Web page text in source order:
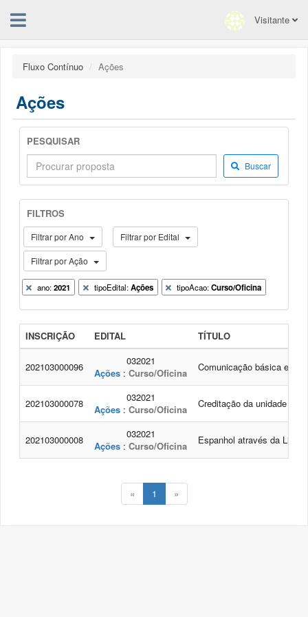
Visitante
Fluxo Contínuo Ações
Ações
PESQUISAR
Buscar
FILTROS
Filtrar por Ano Filtrar por Edital
Filtrar por Ação
ano:2021 tipoEdital:Ações tipoAcao:Curso/Oficina
INSCRIÇÃO EDITAL TÍTULO
202103000096
032021
Ações : Curso/Oficina Comunicação básica em
202103000078
032021
Ações : Curso/Oficina Creditação da unidade
202103000008
032021
Ações : Curso/Oficina Espanhol através da
« 1 »